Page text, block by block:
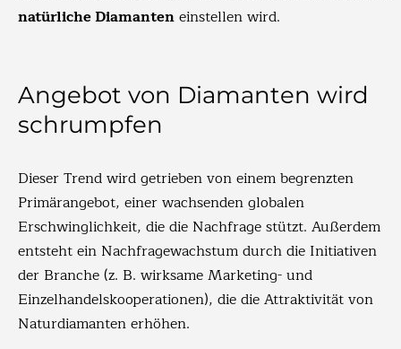
natürliche Diamanteneinstellen wird.
Angebot von Diamanten wird
schrumpfen
Dieser Trend wird getrieben von einem begrenzten
Primärangebot, einer wachsenden globalen
Erschwinglichkeit, die die Nachfrage stützt. Außerdem
entsteht ein Nachfragewachstum durch die Initiativen
der Branche (z. B. wirksame Marketing- und
Einzelhandelskooperationen), die die Attraktivität von
Naturdiamanten erhöhen.